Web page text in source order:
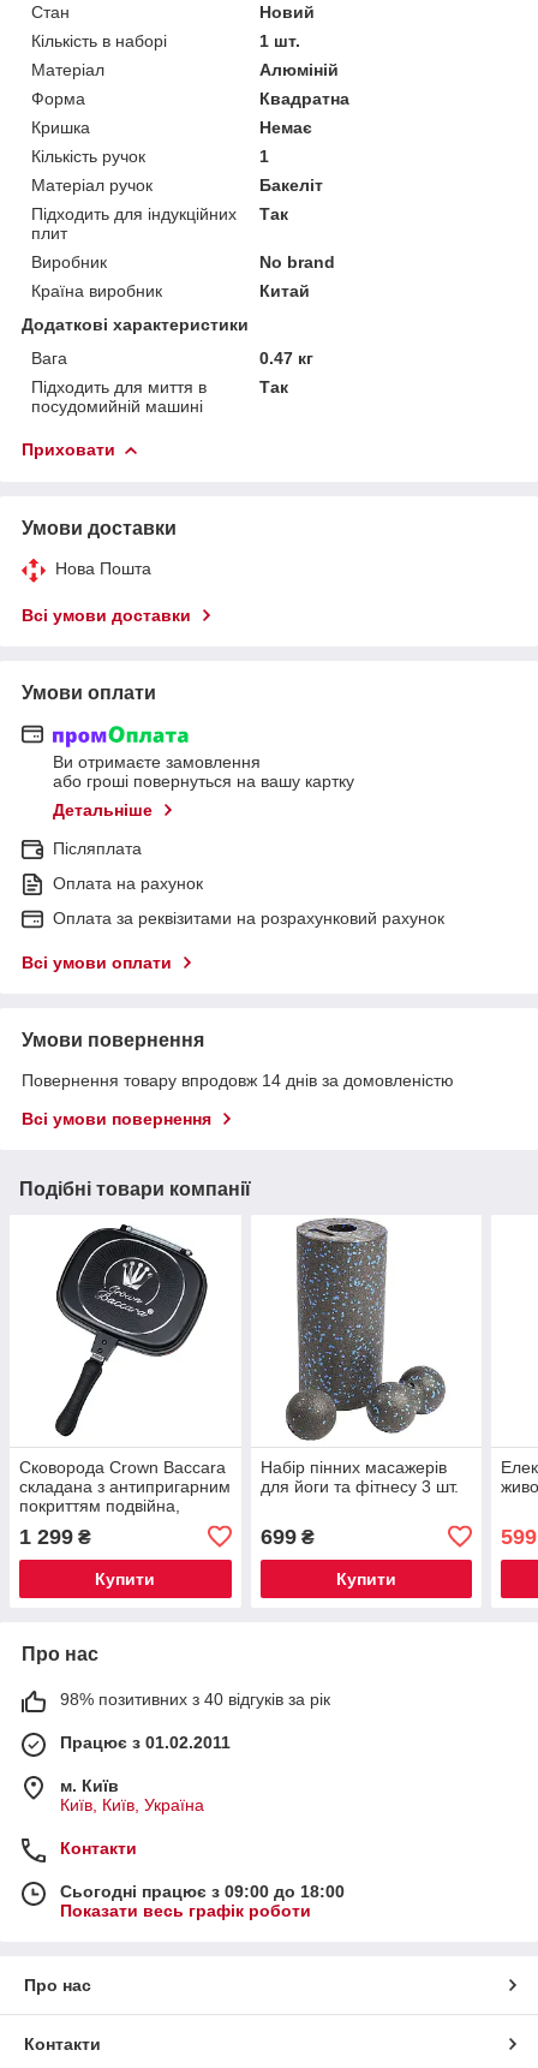
Стан
Новий
Кількість в наборі
1 шт.
Матеріал
Алюміній
Форма
Квадратна
Кришка
Немає
Кількість ручок
1
Матеріал ручок
Бакеліт
Підходить для індукційних
плит
Так
Виробник
No brand
Країна виробник
Китай
Додаткові характеристики
Вага
0.47 кг
Підходить для миття в
посудомийній машині
Так
Приховати
Умови доставки
Нова Пошта
Всі умови доставки
Умови оплати
Ви отримаєте замовлення
або гроші повернуться на вашу картку
Детальніше
Післяплата
Оплата на рахунок
Оплата за реквізитами на розрахунковий рахунок
Всі умови оплати
Умови повернення
Повернення товару впродовж 14 днів за домовленістю
Всі умови повернення
Подібні товари компанії
Сковорода Crown Baccara
складана з антипригарним
покриттям подвійна,
1 299 ₴
Купити
Набір пінних масажерів
для йоги та фітнесу 3 шт.
699₴
Купити
599
Про нас
98% позитивних з 40 відгуків за рік
Працює з 01.02.2011
м. Київ
Київ, Київ, Україна
Контакти
Сьогодні працює з 09:00 до 18:00
Показати весь графік роботи
Про нас
Контакти